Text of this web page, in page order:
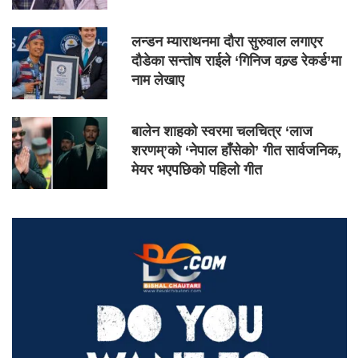
लन्डन म्याराथनमा दौरा सुरुवाल लगाएर
दौडेका सन्तोष राईले ‘गिनिज वल्र्ड रेकर्ड’मा
नाम लेखाए
बालेन शाहको स्वरमा चलचित्र ‘लाज
शरणम्’को ‘नेपाल हाँसेको’ गीत सार्वजनिक,
मेयर भएपछिको पहिलो गीत